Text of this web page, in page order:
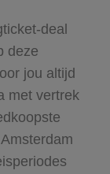
deal
deze
jou altijd
met vertrek